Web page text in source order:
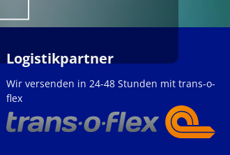
Logistikpartner
Wir versenden in 24-48 Stunden mit trans-o-
flex